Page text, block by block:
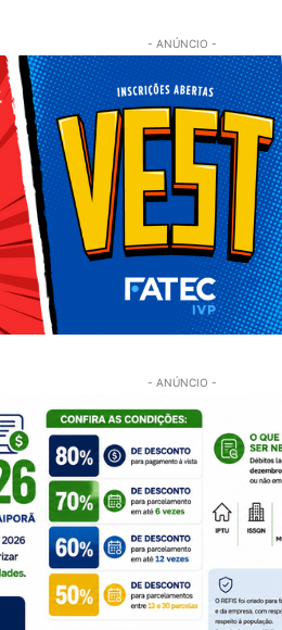
- ANÚNCIO -
- ANÚNCIO -